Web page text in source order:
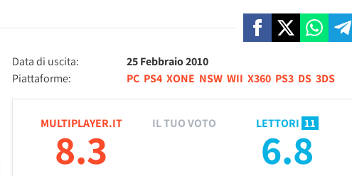
Data di uscita:
25 Febbraio 2010
Piattaforme:
PC PS4 XONE NSW WII X360 PS3 DS 3DS
MULTIPLAYER.IT
8.3
LETTORI 11
6.8
IL TUO VOTO